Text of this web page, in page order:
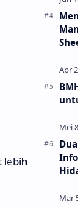
lebih